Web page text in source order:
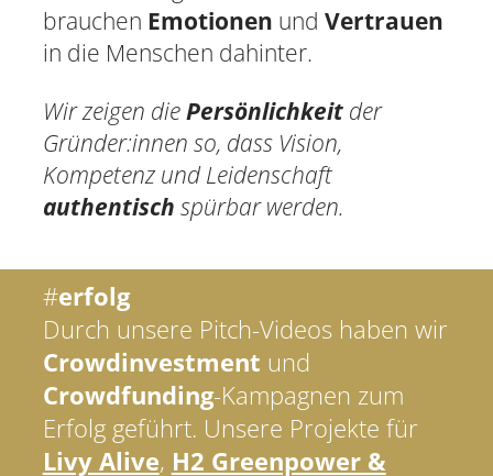
brauchen Emotionen und Vertrauen
in die Menschen dahinter.
Wir zeigen diePersönlichkeitder
Gründer:innen so, dass Vision,
Kompetenz und Leidenschaft
authentisch spürbar werden.
#erfolg
Durch unsere Pitch-Videos haben wir
Crowdinvestment und
Crowdfunding-Kampagnen zum
Erfolg geführt. Unsere Projekte für
Livy Alive, H2 Greenpower &